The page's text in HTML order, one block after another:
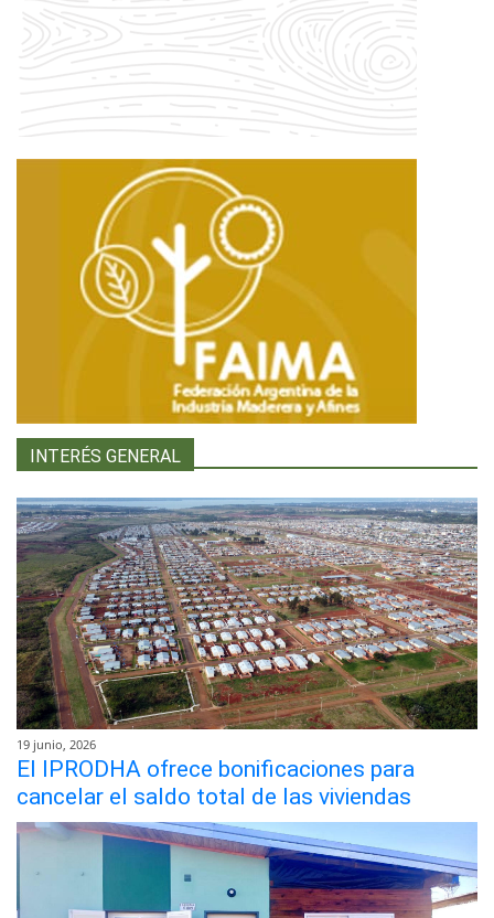
INTERÉS GENERAL
19 junio, 2026
El IPRODHA ofrece bonificaciones para
cancelar el saldo total de las viviendas